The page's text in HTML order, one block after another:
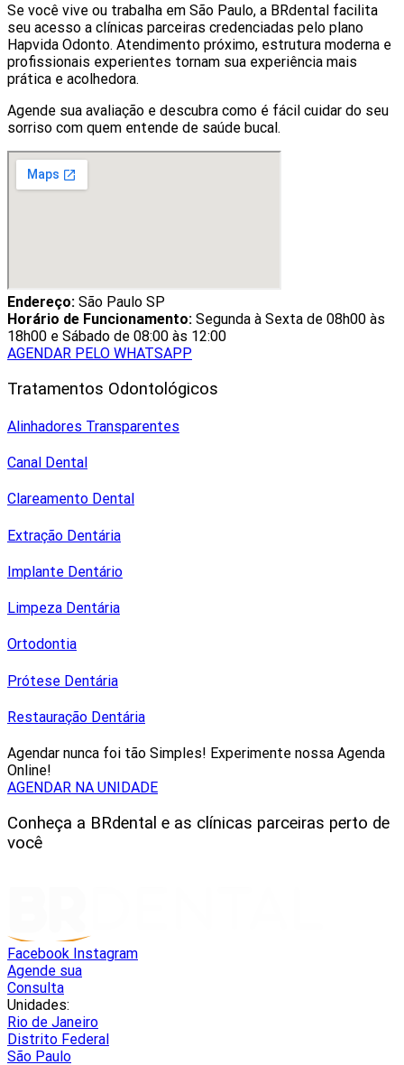
Se você vive ou trabalha em São Paulo, a BRdental facilita
seu acesso a clínicas parceiras credenciadas pelo plano
Hapvida Odonto. Atendimento próximo, estrutura moderna e
profissionais experientes tornam sua experiência mais
prática e acolhedora.
Agende sua avaliação e descubra como é fácil cuidar do seu
sorriso com quem entende de saúde bucal.
Endereço: São Paulo SP
Horário de Funcionamento: Segunda à Sexta de 08h00 às
18h00 e Sábado de 08:00 às 12:00
AGENDAR PELO WHATSAPP
Tratamentos Odontológicos
Alinhadores Transparentes
Canal Dental
Clareamento Dental
Extração Dentária
Implante Dentário
Limpeza Dentária
Ortodontia
Prótese Dentária
Restauração Dentária
Agendar nunca foi tão Simples! Experimente nossa Agenda
Online!
AGENDAR NA UNIDADE
Conheça a BRdental e as clínicas parceiras perto de
você
Facebook Instagram
Agende sua
Consulta
Unidades:
Rio de Janeiro
Distrito Federal
São Paulo